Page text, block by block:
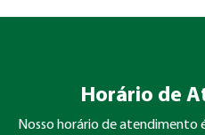
Horário de
Nosso horário de atendimento